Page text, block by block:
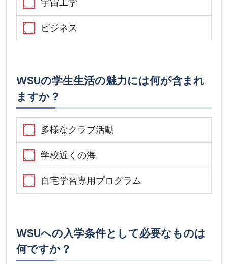
宇宙工学
ビジネス
WSUの学生生活の魅力には何が含まれ
ますか？
多様なクラブ活動
学校近くの海
自宅学習専用プログラム
WSUへの入学条件として必要なものは
何ですか？